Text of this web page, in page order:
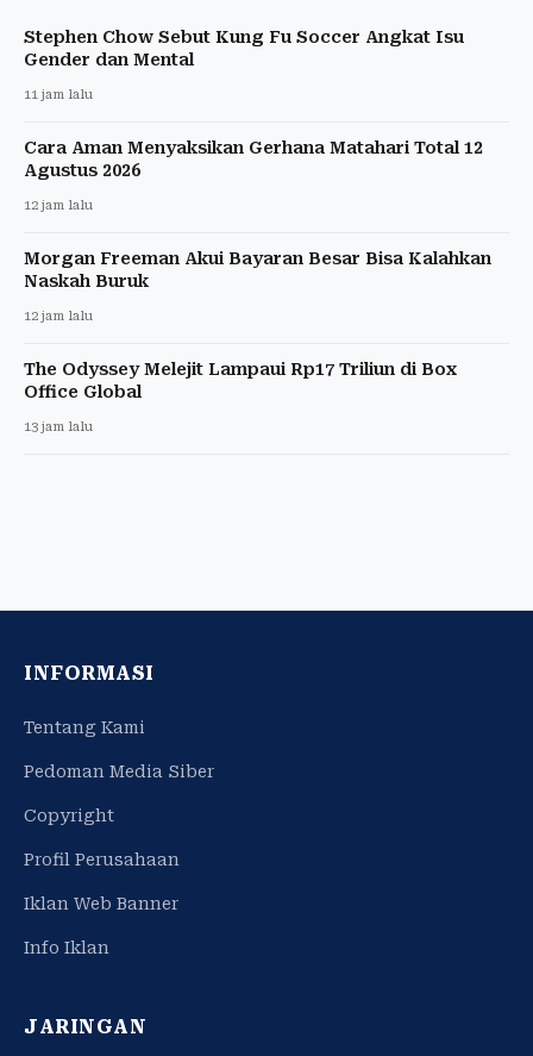
Stephen Chow Sebut Kung Fu Soccer Angkat Isu
Gender dan Mental
11 jam lalu
Cara Aman Menyaksikan Gerhana Matahari Total 12
Agustus 2026
12 jam lalu
Morgan Freeman Akui Bayaran Besar Bisa Kalahkan
Naskah Buruk
12 jam lalu
The Odyssey Melejit Lampaui Rp17 Triliun di Box
Office Global
13 jam lalu
INFORMASI
Tentang Kami
Pedoman Media Siber
Copyright
Profil Perusahaan
Iklan Web Banner
Info Iklan
JARINGAN